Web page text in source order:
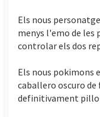
Els nous
menys l'emo de les
controlar els dos
Els nous pokimons
caballero oscuro de
definitivament pillo